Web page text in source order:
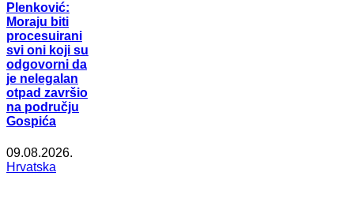
Plenković:
Moraju biti
procesuirani
svi oni koji su
odgovorni da
je nelegalan
otpad završio
na području
Gospića
09.08.2026.
Hrvatska